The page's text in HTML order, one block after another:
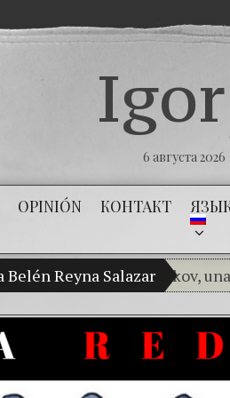
6 августа 2026
OPINIÓN КОНТАКТ
Belén Reyna Salazar
Vladimir Bitkov, una